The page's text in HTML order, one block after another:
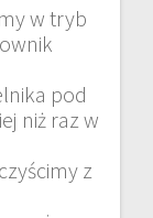
w tryb
pod
niż raz w
z